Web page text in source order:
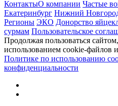
КонтактыО компании Частые
Екатеринбург Нижний
Регионы ЭКО Донорство
сурмам Пользовательское
Продолжая пользоваться
использованием cookie-файлов
Политике по использованию
конфиденциальности